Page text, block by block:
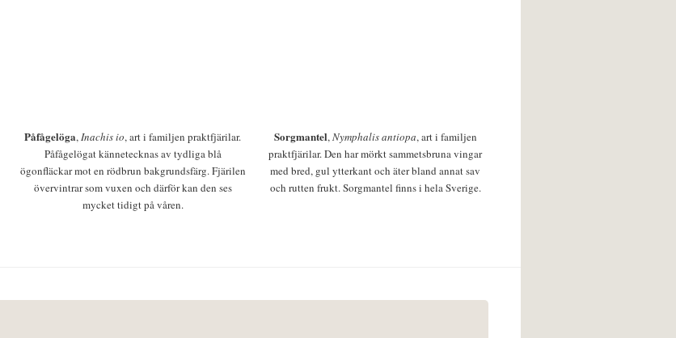
Påfågelöga,Inachis io, art i familjen praktfjärilar.
Påfågelögat kännetecknas av tydliga blå
ögonfläckar mot en rödbrun bakgrundsfärg. Fjärilen
övervintrar som vuxen och därför kan den ses
mycket tidigt på våren.
Sorgmantel,Nymphalis antiopa, art i familjen
praktfjärilar. Den har mörkt sammetsbruna vingar
med bred, gul ytterkant och äter bland annat sav
och rutten frukt. Sorgmantel finns i hela Sverige.